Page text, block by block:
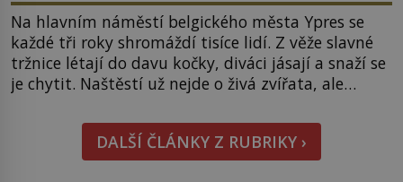
Na hlavním náměstí belgického města Ypres se
každé tři roky shromáždí tisíce lidí. Z věže slavné
tržnice létají do davu kočky, diváci jásají a snaží se
je chytit. Naštěstí už nejde o živá zvířata, ale
Tato veselá podívaná připomíná jeden z
nejpodivnějších a zároveň nejkrutějších zvyků […]
DALŠÍ ČLÁNKY Z RUBRIKY ›